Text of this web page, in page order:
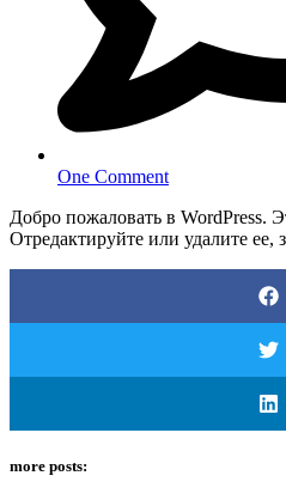
One Comment
Добро пожаловать в WordPress.
Отредактируйте или удалите ее,
more posts: